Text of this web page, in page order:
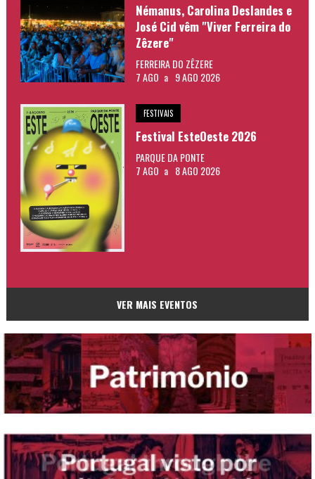
Némanus, Carolina Deslandes e
José Cid vêm "Viver Ferreira do
Zêzere"
FERREIRA DO ZÊZERE
7 AGO a 9 AGO 2026
FESTIVAIS
Festival EsteOeste 2026
PARQUE DA PONTE
7 AGO a 8 AGO 2026
VER MAIS EVENTOS